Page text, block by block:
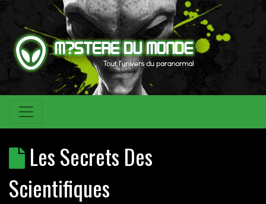
Les Secrets Des
Scientifiques